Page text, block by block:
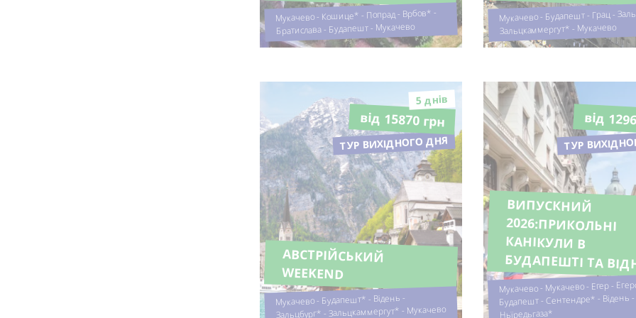
Мукачево - Кошице* - Попрад - Врбов* -
Братислава - Будапешт - Мукачево
Мукачево - Будапешт - Грац -
Зальцкаммергут* - Мукачево
5 днiв
від 15870 грн
ТУР ВИХІДНОГО ДНЯ
АВСТРІЙСЬКИЙ
WEEKEND
Мукачево - Будапешт* - Відень -
Зальцбург* - Зальцкаммергут* - Мукачево
від
ТУР
ВИПУСКНИЙ
2026:ПРИКОЛЬНІ
КАНІКУЛИ В
БУДАПЕШТІ ТА
Мукачево - Мукачево - Егер -
Будапешт - Сентендре* - Відень -
Ньїредьгаза*